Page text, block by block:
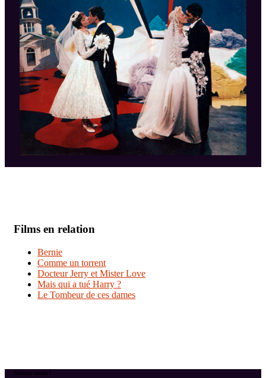
Films en relation
Bernie
Comme un torrent
Docteur Jerry et Mister Love
Mais qui a tué Harry ?
Le Tombeur de ces dames
Suivez-nous !